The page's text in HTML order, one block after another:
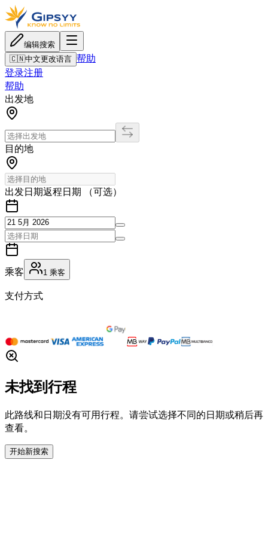
编辑搜索
🇨🇳中文更改语言 帮助
登录注册
帮助
出发地
目的地
出发日期返程日期 （可选）
乘客 1 乘客
支付方式
未找到行程
此路线和日期没有可用行程。请尝试选择不同的日期或稍后再
查看。
开始新搜索